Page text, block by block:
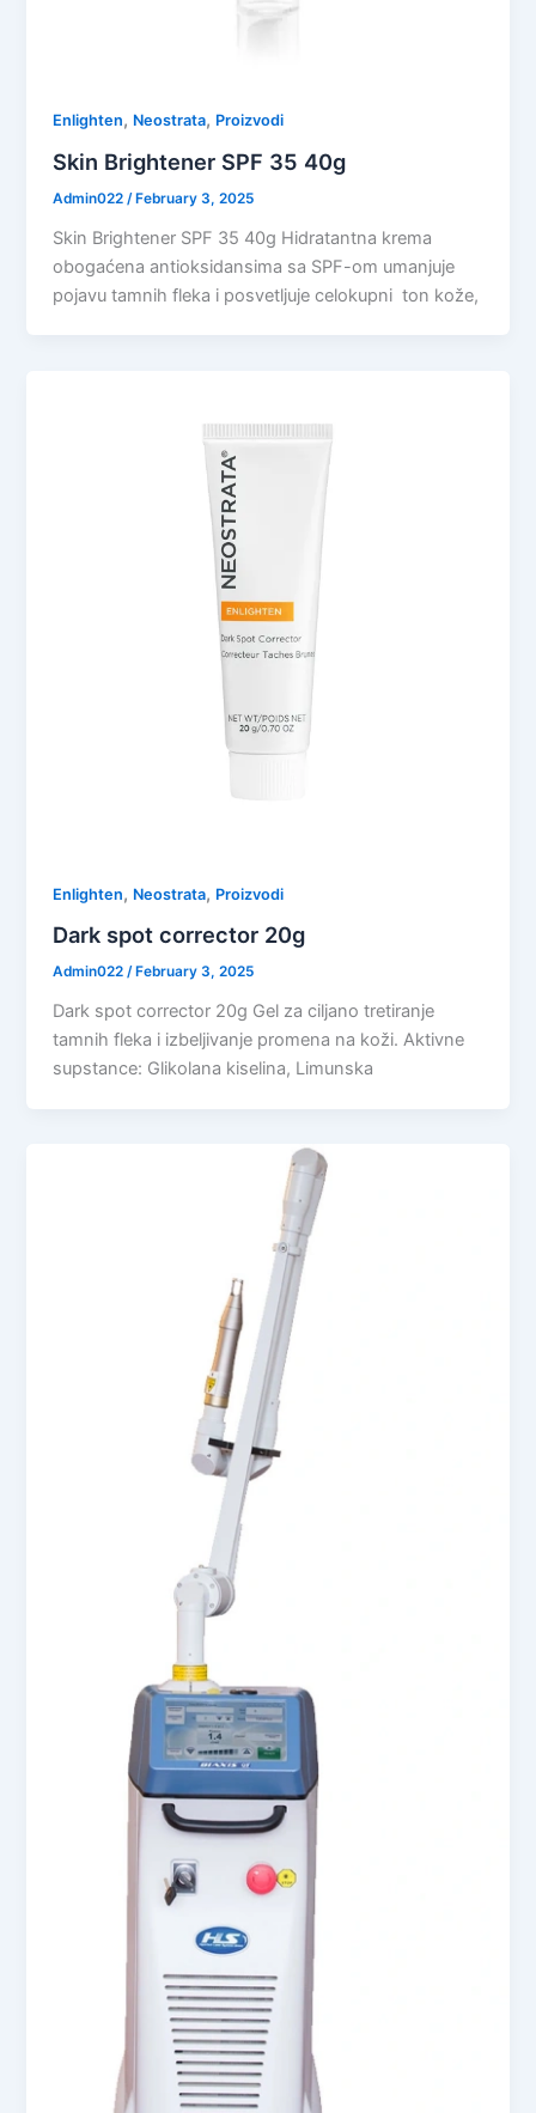
Enlighten, Neostrata, Proizvodi
Skin Brightener SPF 35 40g
Admin022 /February 3, 2025
Skin Brightener SPF 35 40g Hidratantna krema
obogaćena antioksidansima sa SPF-om umanjuje
pojavu tamnih fleka i posvetljuje celokupni ton kože,
Enlighten, Neostrata, Proizvodi
Dark spot corrector 20g
Admin022/ February 3, 2025
Dark spot corrector 20g Gel za ciljano tretiranje
tamnih fleka i izbeljivanje promena na koži. Aktivne
supstance: Glikolana kiselina, Limunska